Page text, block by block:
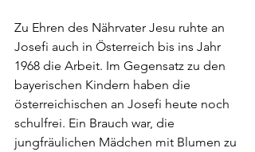
Zu Ehren des Nährvater Jesu ruhte an
Josefi auch in Österreich bis ins Jahr
1968 die Arbeit. Im Gegensatz zu den
bayerischen Kindern haben die
österreichischen an Josefi heute noch
schulfrei. Ein Brauch war, die
jungfräulichen Mädchen mit Blumen zu